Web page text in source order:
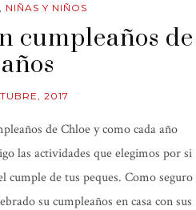
NIÑAS Y NIÑOS
cumpleaños de
2017
de Chloe y como cada año
las actividades que elegimos por si
cumple de tus peques. Como seguro
su cumpleaños en casa con sus